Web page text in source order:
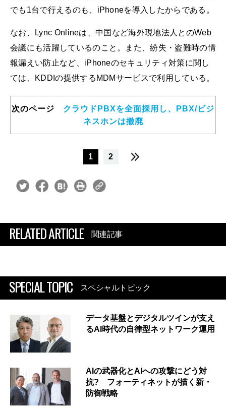
でも1台で行えるのも、iPhoneを導入したからである。
なお、Lync Onlineは、中国など海外現地法人とのWeb
会議にも活躍しているのこと。また、紛失・盗難時の情
報漏えい防止など、iPhoneのセキュリティ対策に関し
ては、KDDIの提供するMDMサービスで利用している。
次のページ クラウドPBXを全面採用し、PBX/ビジ
ネスホンは撤廃
1 2
RELATED ARTICLE 関連記事
SPECIAL TOPIC スペシャルトピック
データ基盤とデジタルツインが支え
るAI時代の自律型ネットワーク運用
AIの武器化とAIへの攻撃にどう対
抗? フォーティネットが描く新・
防御戦略